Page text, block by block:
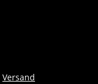
Versand